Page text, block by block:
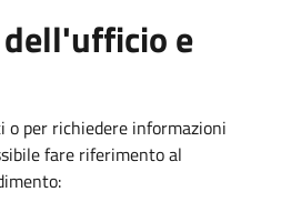
e
per richiedere informazioni
fare riferimento al